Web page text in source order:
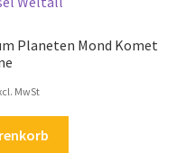
Planeten Mond Komet
MwSt